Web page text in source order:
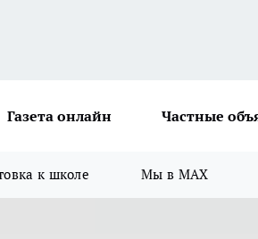
Газета онлайн Частные
к школе Мы в MAX